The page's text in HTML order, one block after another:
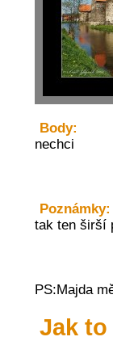
Body:
nechci
Poznámky:
tak ten širší
PS:Majda
Jak